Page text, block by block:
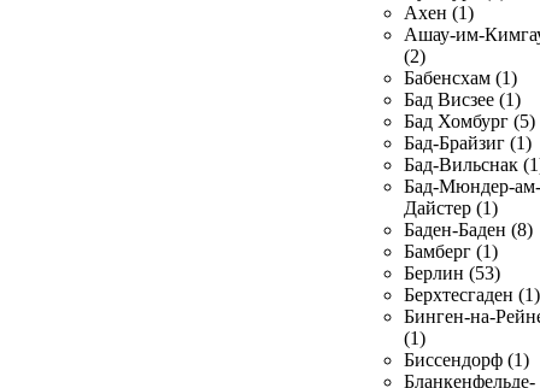
Ахен (1)
Ашау-им-
(2)
Бабенсхам (1)
Бад Висзее (1)
Бад Хомбург (5)
Бад-Брайзиг (1)
Бад-Вильснак
Бад-Мюндер-ам-
Дайстер (1)
Баден-Баден (8)
Бамберг (1)
Берлин (53)
Берхтесгаден (1)
Бинген-на-
(1)
Биссендорф (1)
Бланкенфельде-